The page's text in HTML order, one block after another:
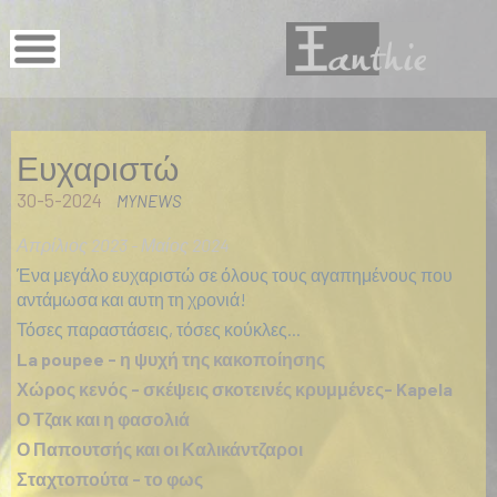
Ευχαριστώ
30-5-2024 MYNEWS
Απρίλιος 2023 - Μαίος 2024
Ένα μεγάλο ευχαριστώ σε όλους τους αγαπημένους που
αντάμωσα και αυτη τη χρονιά!
Τόσες παραστάσεις, τόσες κούκλες...
La poupee - η ψυχή της κακοποίησης
Χώρος κενός - σκέψεις σκοτεινές κρυμμένες- Kapela
Ο Τζακ και η φασολιά
Ο Παπουτσής και οι Καλικάντζαροι
Σταχτοπούτα - το φως